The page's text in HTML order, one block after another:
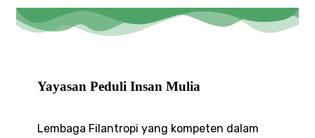
Yayasan Peduli Insan Mulia
Lembaga Filantropi yang kompeten dalam